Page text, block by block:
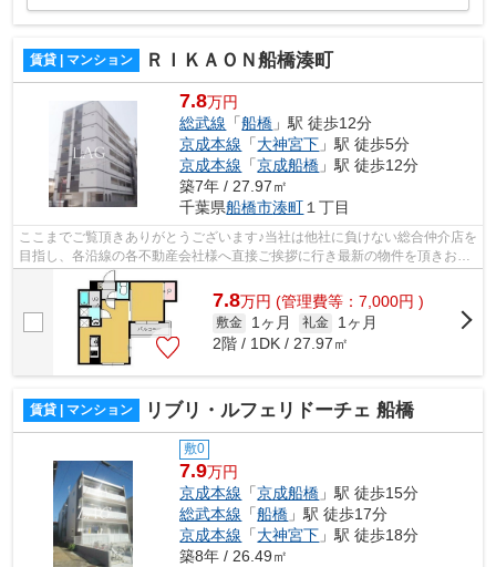
賃貸 | マンション ＲＩＫＡＯＮ船橋湊町
7.8万円
総武線 「船橋 」駅 徒歩12分
京成本線 「大神宮下 」駅 徒歩5分
京成本線 「京成船橋 」駅 徒歩12分
築7年 / 27.97㎡
千葉県船橋市湊町 １丁目
ここまでご覧頂きありがとうございます♪当社は他社に負けない総合仲介店を
目指し、各沿線の各不動産会社様へ直接ご挨拶に行き最新の物件を頂きお客
様へ提供しております！最新の情報は...
7.8万円 (管理費等：7,000円 )
敷金 1ヶ月 礼金
1ヶ月
2階 / 1DK / 27.97㎡
賃貸 | マンション リブリ・ルフェリドーチェ 船橋
敷0
7.9万円
京成本線 「京成船橋 」駅 徒歩15分
総武本線 「船橋 」駅 徒歩17分
京成本線 「大神宮下 」駅 徒歩18分
築8年 / 26.49㎡